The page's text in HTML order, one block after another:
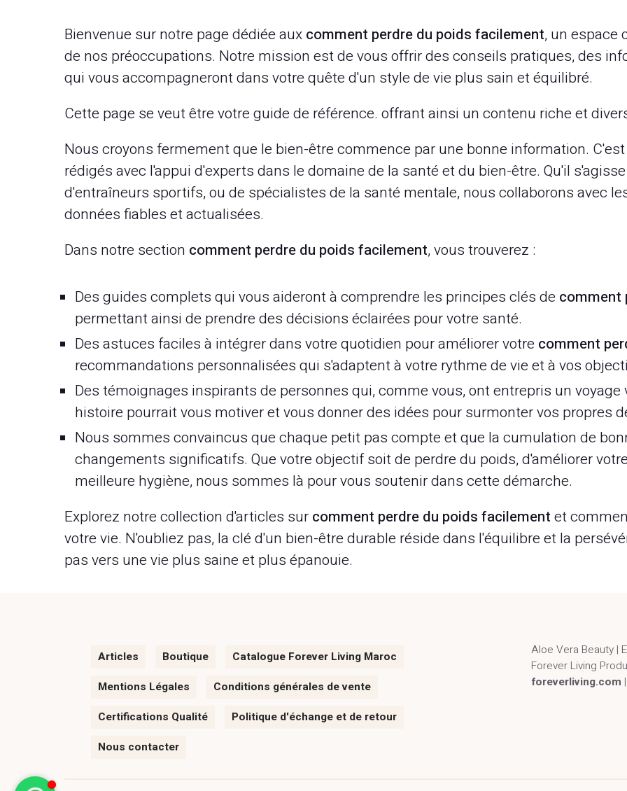
Bienvenue sur notre page dédiée auxcomment perdre du poids facilement, un espace
de nos préoccupations. Notre mission est de vous offrir des conseils pratiques, des
qui vous accompagneront dans votre quête d'un style de vie plus sain et équilibré.
Cette page se veut être votre guide de référence. offrant ainsi un contenu riche et
Nous croyons fermement que le bien-être commence par une bonne information.
rédigés avec l'appui d'experts dans le domaine de la santé et du bien-être. Qu'il
d'entraîneurs sportifs, ou de spécialistes de la santé mentale, nous collaborons avec
données fiables et actualisées.
Dans notre section comment perdre du poids facilement, vous trouverez :
Des guides complets qui vous aideront à comprendre les principes clés de comment
permettant ainsi de prendre des décisions éclairées pour votre santé.
Des astuces faciles à intégrer dans votre quotidien pour améliorer votre comment
recommandations personnalisées qui s'adaptent à votre rythme de vie et à vos
Des témoignages inspirants de personnes qui, comme vous, ont entrepris un
histoire pourrait vous motiver et vous donner des idées pour surmonter vos propres
Nous sommes convaincus que chaque petit pas compte et que la cumulation de
changements significatifs. Que votre objectif soit de perdre du poids, d'améliorer
meilleure hygiène, nous sommes là pour vous soutenir dans cette démarche.
Explorez notre collection d'articles surcomment perdre du poids facilementet
votre vie. N'oubliez pas, la clé d'un bien-être durable réside dans l'équilibre et la
pas vers une vie plus saine et plus épanouie.
Articles Boutique
Catalogue Forever Living Maroc
Mentions Légales
Conditions générales de vente
Certifications Qualité
Politique d'échange et de retour
Nous contacter
Aloe Vera Beauty |
Forever Living
foreverliving.com |